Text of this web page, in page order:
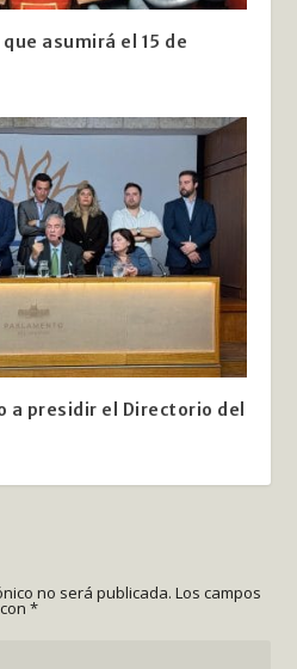
asumirá el 15 de
a presidir el Directorio del
no será publicada. Los campos
*